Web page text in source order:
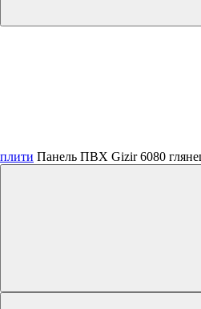
плити Панель ПВХ Gizir 6080